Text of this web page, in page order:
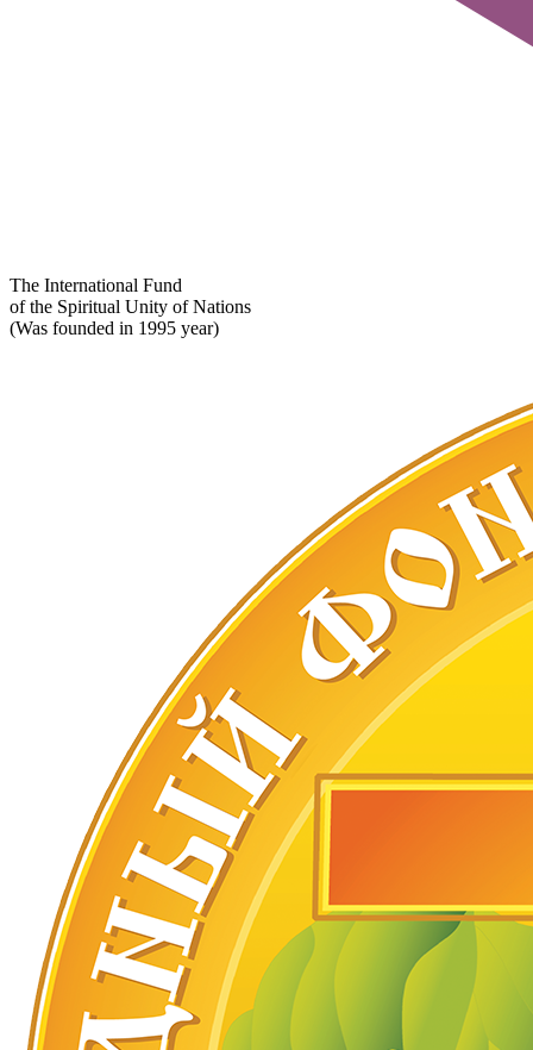
The International Fund
of the Spiritual Unity of Nations
(Was founded in 1995 year)